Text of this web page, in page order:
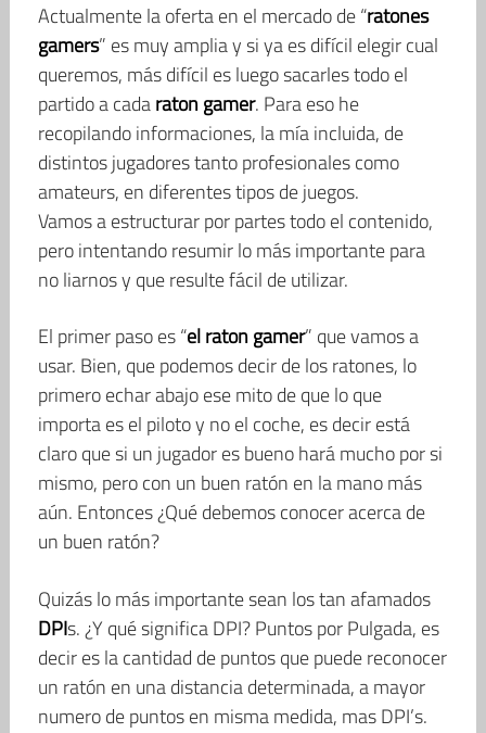
Actualmente la oferta en el mercado de “ratones
gamers” es muy amplia y si ya es difícil elegir cual
queremos, más difícil es luego sacarles todo el
partido a cadaraton gamer. Para eso he
recopilando informaciones, la mía incluida, de
distintos jugadores tanto profesionales como
amateurs, en diferentes tipos de juegos.
Vamos a estructurar por partes todo el contenido,
pero intentando resumir lo más importante para
no liarnos y que resulte fácil de utilizar.
El primer paso es “el raton gamer” que vamos a
usar. Bien, que podemos decir de los ratones, lo
primero echar abajo ese mito de que lo que
importa es el piloto y no el coche, es decir está
claro que si un jugador es bueno hará mucho por si
mismo, pero con un buen ratón en la mano más
aún. Entonces ¿Qué debemos conocer acerca de
un buen ratón?
Quizás lo más importante sean los tan afamados
DPIs. ¿Y qué significa DPI? Puntos por Pulgada, es
decir es la cantidad de puntos que puede reconocer
un ratón en una distancia determinada, a mayor
numero de puntos en misma medida, mas DPI’s.